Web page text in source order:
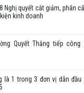
Nghị quyết cắt giảm, phân
kinh doanh
Quyết Thắng tiếp
là 1 trong 3 đơn vị dẫn